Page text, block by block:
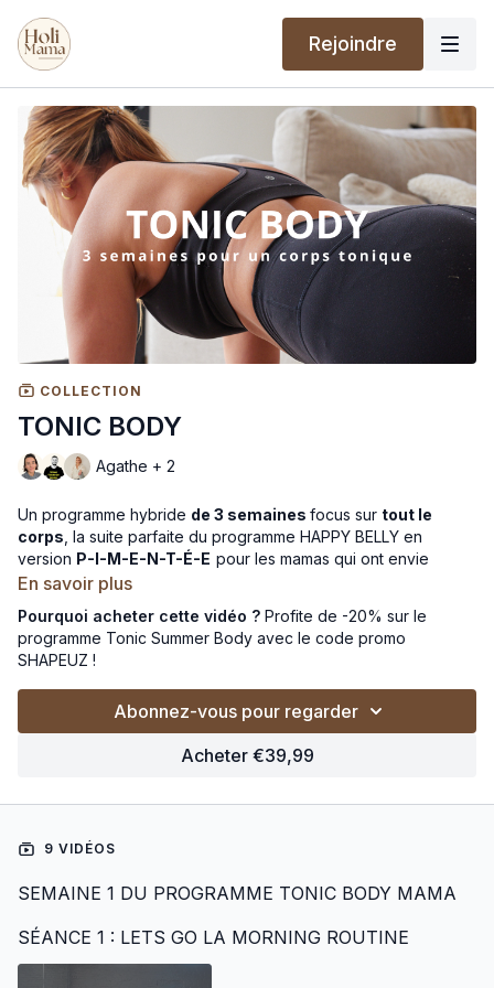
Rejoindre
COLLECTION
TONIC BODY
Agathe + 2
Un programme hybride de 3 semaines focus sur tout le
corps , la suite parfaite du programme HAPPY BELLY en
version P-I-M-E-N-T-É-E pour les mamas qui ont envie
d'aller beaucoup beaucoup plus loin. Au menu, un combo de
Promis : pas de prise de tête, que du kiff !
On se motive ensemble ?
Ok après la fin des rééducations !
Les playlists :
🎵 Semaine 1 - Séance 1
https://open.spotify.com/playlist/7amQrjuN9sqali5fiTnyIb
En savoir plus
Pourquoi acheter cette vidéo ? Profite de -20% sur le
programme Tonic Summer Body avec le code promo
SHAPEUZ !
Abonnez-vous pour regarder
Acheter €39,99
9 VIDÉOS
SEMAINE 1 DU PROGRAMME TONIC BODY MAMA
SÉANCE 1 : LETS GO LA MORNING ROUTINE